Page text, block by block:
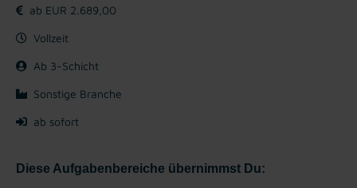
ab EUR 2.689,00
Vollzeit
Ab 3-Schicht
Sonstige Branche
ab sofort
Diese Aufgabenbereiche übernimmst Du: